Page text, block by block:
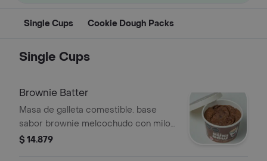
Single Cups Cookie Dough Packs
Single Cups
Brownie Batter
Masa de galleta comestible. base
sabor brownie melcochudo con milo
nuggets. contenido 110gr.
$ 14.879